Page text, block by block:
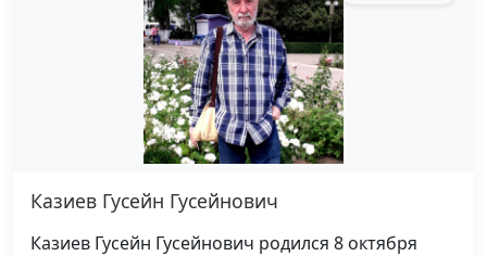
Казиев Гусейн Гусейнович
Казиев Гусейн Гусейнович родился 8 октября